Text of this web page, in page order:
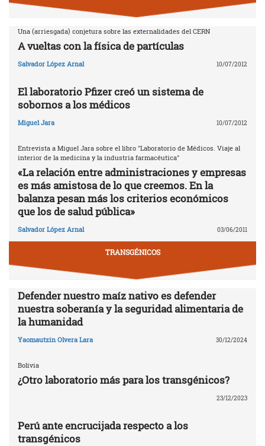
Una (arriesgada) conjetura sobre las externalidades del CERN
A vueltas con la física de partículas
Salvador López Arnal 10/07/2012
El laboratorio Pfizer creó un sistema de
sobornos a los médicos
Miguel Jara 10/07/2012
Entrevista a Miguel Jara sobre el libro "Laboratorio de Médicos. Viaje al
interior de la medicina y la industria farmacéutica"
«La relación entre administraciones y empresas
es más amistosa de lo que creemos. En la
balanza pesan más los criterios económicos
que los de salud pública»
Salvador López Arnal 03/06/2011
TRANSGÉNICOS
Defender nuestro maíz nativo es defender
nuestra soberanía y la seguridad alimentaria de
la humanidad
Yaomautzin Olvera Lara 30/12/2024
Bolivia
¿Otro laboratorio más para los transgénicos?
23/12/2023
Perú ante encrucijada respecto a los
transgénicos